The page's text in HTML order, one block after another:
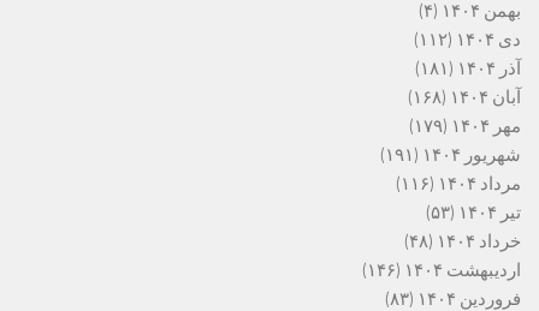
بهمن ۱۴۰۴
(۴)
دی ۱۴۰۴
(۱۱۲)
آذر ۱۴۰۴
(۱۸۱)
آبان ۱۴۰۴
(۱۶۸)
مهر ۱۴۰۴
(۱۷۹)
شهریور ۱۴۰۴
(۱۹۱)
مرداد ۱۴۰۴
(۱۱۶)
تیر ۱۴۰۴
(۵۳)
خرداد ۱۴۰۴
(۴۸)
اردیبهشت ۱۴۰۴
(۱۴۶)
فروردین ۱۴۰۴
(۸۳)